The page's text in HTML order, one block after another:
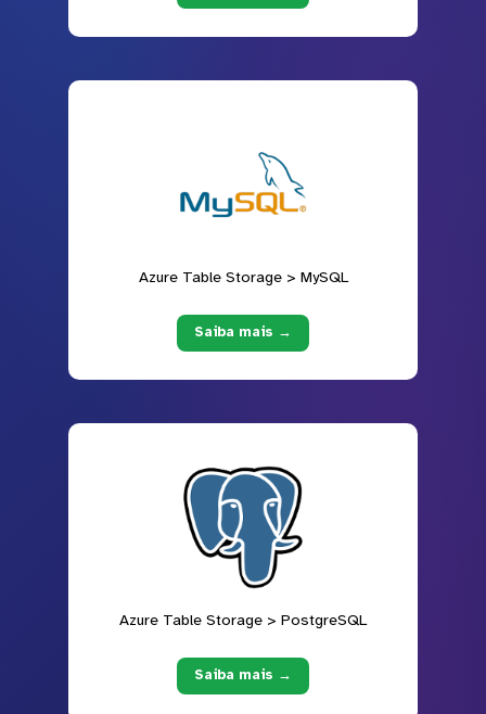
Azure Table Storage > MySQL
Saiba mais →
Azure Table Storage > PostgreSQL
Saiba mais →